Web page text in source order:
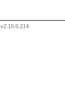
v2.15.0.214